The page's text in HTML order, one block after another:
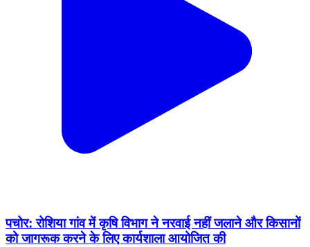
पचोर: रोशिया गांव में कृषि विभाग ने नरवाई नहीं जलाने और किसानों
को जागरूक करने के लिए कार्यशाला आयोजित की